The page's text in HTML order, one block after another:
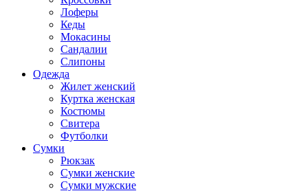
Лоферы
Кеды
Мокасины
Сандалии
Слипоны
Одежда
Жилет женский
Куртка женская
Костюмы
Свитера
Футболки
Сумки
Рюкзак
Сумки женские
Сумки мужские